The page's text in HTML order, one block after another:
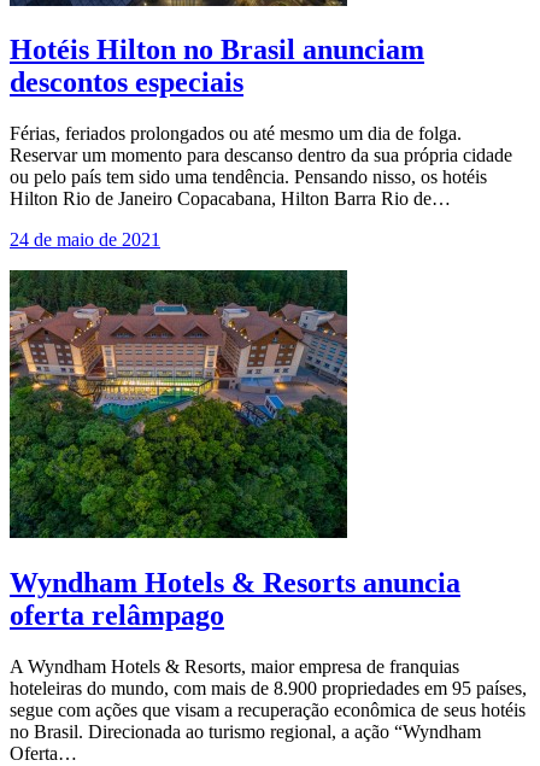
Hotéis Hilton no Brasil anunciam
descontos especiais
Férias, feriados prolongados ou até mesmo um dia de folga.
Reservar um momento para descanso dentro da sua própria cidade
ou pelo país tem sido uma tendência. Pensando nisso, os hotéis
Hilton Rio de Janeiro Copacabana, Hilton Barra Rio de…
24 de maio de 2021
Wyndham Hotels & Resorts anuncia
oferta relâmpago
A Wyndham Hotels & Resorts, maior empresa de franquias
hoteleiras do mundo, com mais de 8.900 propriedades em 95 países,
segue com ações que visam a recuperação econômica de seus hotéis
no Brasil. Direcionada ao turismo regional, a ação “Wyndham
Oferta…